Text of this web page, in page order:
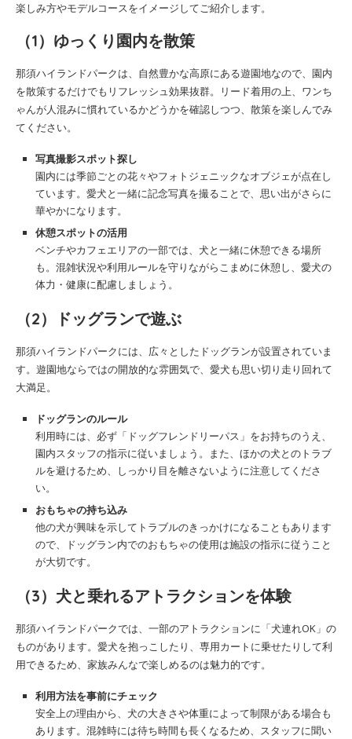
楽しみ方やモデルコースをイメージしてご紹介します。
（1）ゆっくり園内を散策
那須ハイランドパークは、自然豊かな高原にある遊園地なので、園内
を散策するだけでもリフレッシュ効果抜群。リード着用の上、ワンち
ゃんが人混みに慣れているかどうかを確認しつつ、散策を楽しんでみ
てください。
写真撮影スポット探し
園内には季節ごとの花々やフォトジェニックなオブジェが点在し
ています。愛犬と一緒に記念写真を撮ることで、思い出がさらに
華やかになります。
休憩スポットの活用
ベンチやカフェエリアの一部では、犬と一緒に休憩できる場所
も。混雑状況や利用ルールを守りながらこまめに休憩し、愛犬の
体力・健康に配慮しましょう。
（2）ドッグランで遊ぶ
那須ハイランドパークには、広々としたドッグランが設置されていま
す。遊園地ならではの開放的な雰囲気で、愛犬も思い切り走り回れて
大満足。
ドッグランのルール
利用時には、必ず「ドッグフレンドリーパス」をお持ちのうえ、
園内スタッフの指示に従いましょう。また、ほかの犬とのトラブ
ルを避けるため、しっかり目を離さないように注意してくださ
い。
おもちゃの持ち込み
他の犬が興味を示してトラブルのきっかけになることもあります
ので、ドッグラン内でのおもちゃの使用は施設の指示に従うこと
が大切です。
（3）犬と乗れるアトラクションを体験
那須ハイランドパークでは、一部のアトラクションに「犬連れOK」の
ものがあります。愛犬を抱っこしたり、専用カートに乗せたりして利
用できるため、家族みんなで楽しめるのは魅力的です。
利用方法を事前にチェック
安全上の理由から、犬の大きさや体重によって制限がある場合も
あります。混雑時には待ち時間も長くなるため、スタッフに聞い